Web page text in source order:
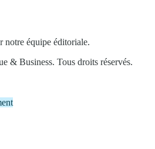
notre équipe éditoriale.
& Business. Tous droits réservés.